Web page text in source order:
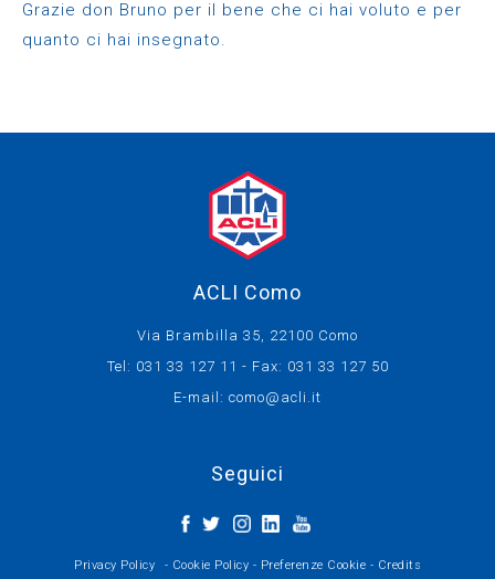
Grazie don Bruno per il bene che ci hai voluto e per
quanto ci hai insegnato.
ACLI Como
Via Brambilla 35, 22100 Como
Tel: 031 33 127 11 - Fax: 031 33 127 50
E-mail: como@acli.it
Seguici
Privacy Policy - Cookie Policy - Preferenze Cookie - Credits